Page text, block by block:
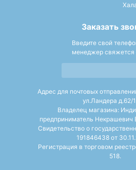
Заказать
Введите свой
менеджер свяжется
Адрес для почтовых
ул.Ландера д.62/
Владелец магазина:
предприниматель Некрашевич
Свидетельство о
191846438 от
Регистрация в торговом
518.